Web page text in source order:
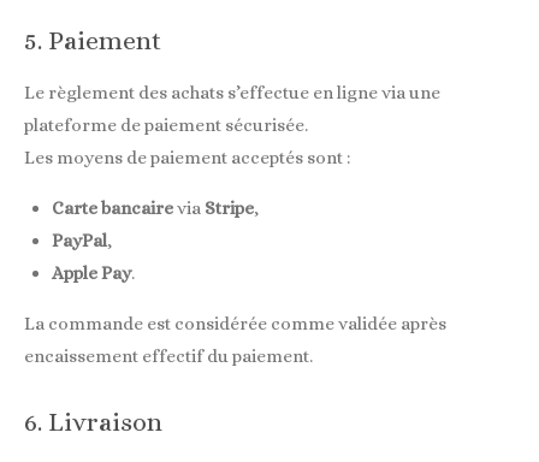
5. Paiement
Le règlement des achats s’effectue en ligne via une
plateforme de paiement sécurisée.
Les moyens de paiement acceptés sont :
Carte bancairevia Stripe,
PayPal,
Apple Pay.
La commande est considérée comme validée après
encaissement effectif du paiement.
6. Livraison